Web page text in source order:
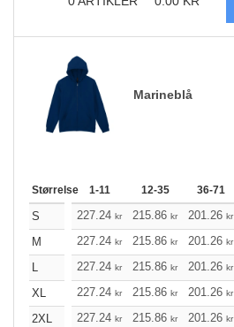
Marineblå
Størrelse 1-11 12-35 36-71
S 227.24 kr 215.86 kr 201.26 kr
M
227.24 kr 215.86 kr 201.26 kr
L
227.24 kr 215.86 kr 201.26 kr
XL
227.24 kr 215.86 kr 201.26 kr
2XL
227.24 kr 215.86 kr 201.26 kr